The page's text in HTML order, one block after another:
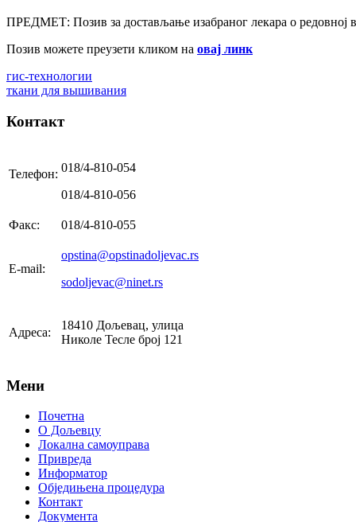
ПРЕДМЕТ: Позив за достављање изабраног лекара о редовној
Позив можете преузети кликом на овај линк
гис-технологии
ткани для вышивания
Контакт
Телефон: 018/4-810-054
018/4-810-056
Факс: 018/4-810-055
E-mail:
opstina@opstinadoljevac.rs
sodoljevac@ninet.rs
Адреса:
18410 Дољевац, улица
Николе Тесле број 121
Мени
Почетна
О Дољевцу
Локална самоуправа
Привреда
Информатор
Обједињена процедура
Контакт
Документа